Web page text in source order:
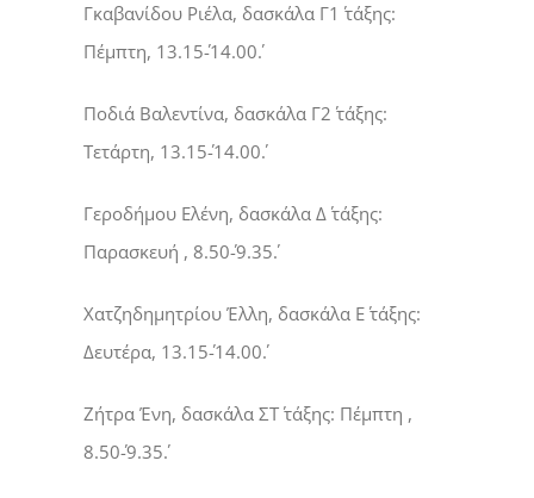
Γκαβανίδου Ριέλα, δασκάλα Γ1΄ τάξης:
Πέμπτη, 13.15΄-14.00΄.
Ποδιά Βαλεντίνα, δασκάλα Γ2΄ τάξης:
Τετάρτη, 13.15΄-14.00΄.
Γεροδήμου Ελένη, δασκάλα Δ΄ τάξης:
Παρασκευή , 8.50΄-9.35΄.
Χατζηδημητρίου Έλλη, δασκάλα Ε΄ τάξης:
Δευτέρα, 13.15΄-14.00΄.
Ζήτρα Ένη, δασκάλα ΣΤ΄ τάξης: Πέμπτη ,
8.50΄-9.35΄.